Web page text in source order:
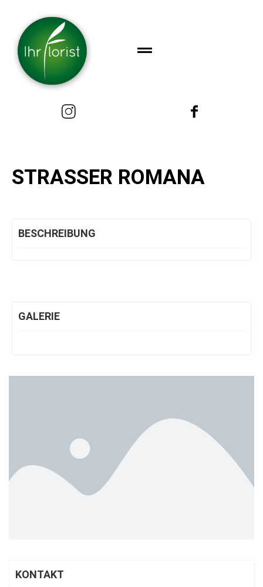
STRASSER ROMANA
BESCHREIBUNG
GALERIE
KONTAKT